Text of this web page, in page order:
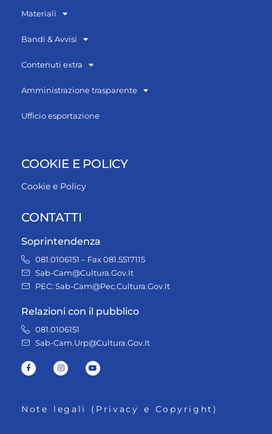
Materiali
Bandi & Avvisi
Contenuti extra
Amministrazione trasparente
Ufficio esportazione
COOKIE E POLICY
Cookie e Policy
CONTATTI
Soprintendenza
081.0106151 – Fax 081.5517115
Sab-Cam@Cultura.Gov.It
PEC: Sab-Cam@Pec.Cultura.Gov.It
Relazioni con il pubblico
081.0106151
Sab-Cam.Urp@Cultura.Gov.It
Note legali (Privacy e Copyright)